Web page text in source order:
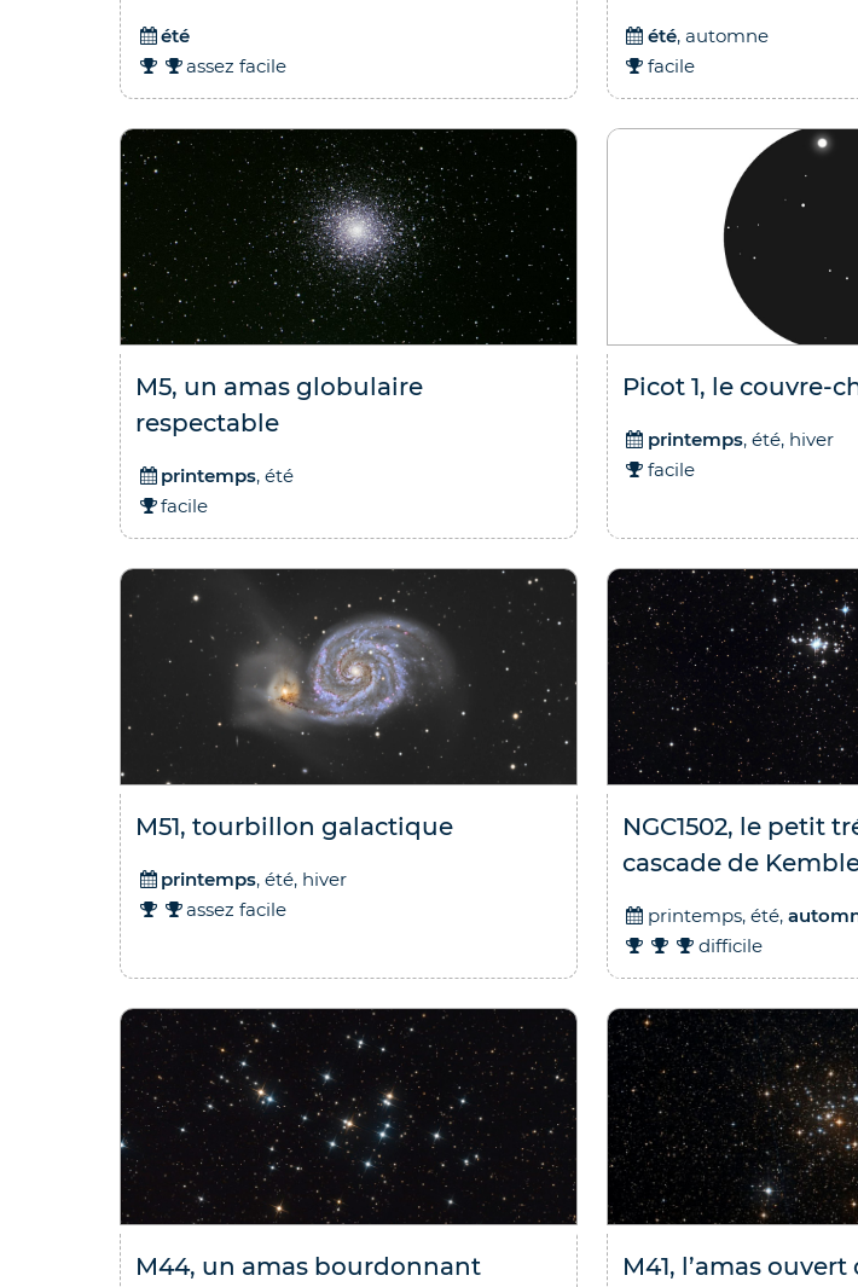
été
assez facile
été, automne
facile
M5, un amas globulaire
respectable
printemps, été
facile
Picot 1, le couvre-
printemps, été, hiver
facile
M51, tourbillon galactique
printemps, été, hiver
assez facile
NGC1502, le petit
cascade de
printemps, été,
difficile
M44, un amas bourdonnant
M41, l’amas
En